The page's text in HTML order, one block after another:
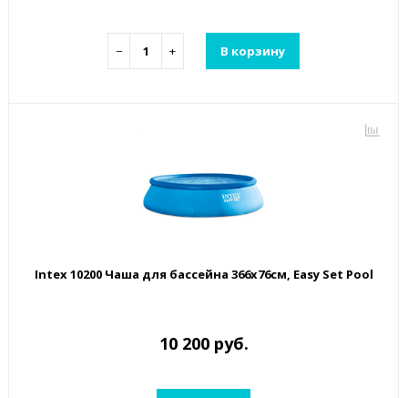
− + В корзину
Intex 10200 Чаша для бассейна 366x76см, Easy Set Pool
10 200 руб.